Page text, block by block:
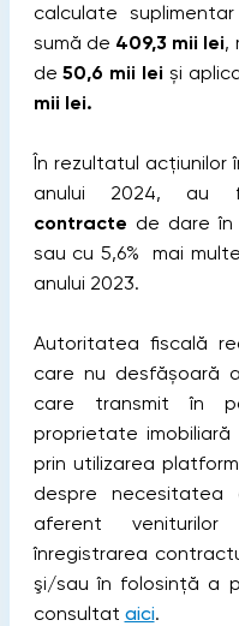
calculate
sumă de 409,3 mii lei,
de50,6 mii lei și
mii lei.
În rezultatul acțiunilor
anului 2024, au
contracte de dare în
sau cu 5,6% mai
anului 2023.
Autoritatea fiscală
care nu desfășoară
care transmit în
proprietate imobiliară
prin utilizarea
despre necesitatea
aferent
înregistrarea
şi/sau în folosinţă a
consultat aici.